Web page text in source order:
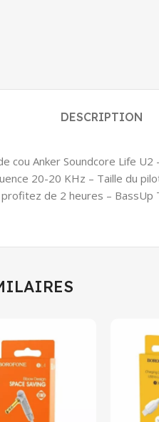
DESCRIPTION
cou Anker Soundcore Life
20-20 KHz – Taille du
de 2 heures –